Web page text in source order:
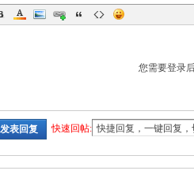
您需要登录
发表回复 快速回帖: